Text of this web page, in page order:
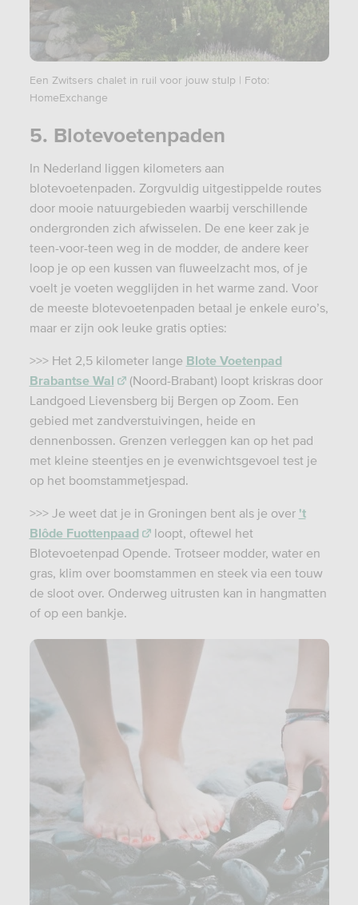
Een Zwitsers chalet in ruil voor jouw stulp | Foto:
HomeExchange
5. Blotevoetenpaden
In Nederland liggen kilometers aan
blotevoetenpaden. Zorgvuldig uitgestippelde routes
door mooie natuurgebieden waarbij verschillende
ondergronden zich afwisselen. De ene keer zak je
teen-voor-teen weg in de modder, de andere keer
loop je op een kussen van fluweelzacht mos, of je
voelt je voeten wegglijden in het warme zand. Voor
de meeste blotevoetenpaden betaal je enkele euro’s,
maar er zijn ook leuke gratis opties:
>>> Het 2,5 kilometer lange Blote Voetenpad
Brabantse Wal
(Noord-Brabant) loopt kriskras door
Landgoed Lievensberg bij Bergen op Zoom. Een
gebied met zandverstuivingen, heide en
dennenbossen. Grenzen verleggen kan op het pad
met kleine steentjes en je evenwichtsgevoel test je
op het boomstammetjespad.
>>> Je weet dat je in Groningen bent als je over 't
Blôde Fuottenpaad
loopt, oftewel het
Blotevoetenpad Opende. Trotseer modder, water en
gras, klim over boomstammen en steek via een touw
de sloot over. Onderweg uitrusten kan in hangmatten
of op een bankje.